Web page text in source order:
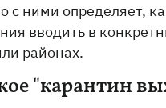
с ними определяет,
вводить в
районах.
"карантин